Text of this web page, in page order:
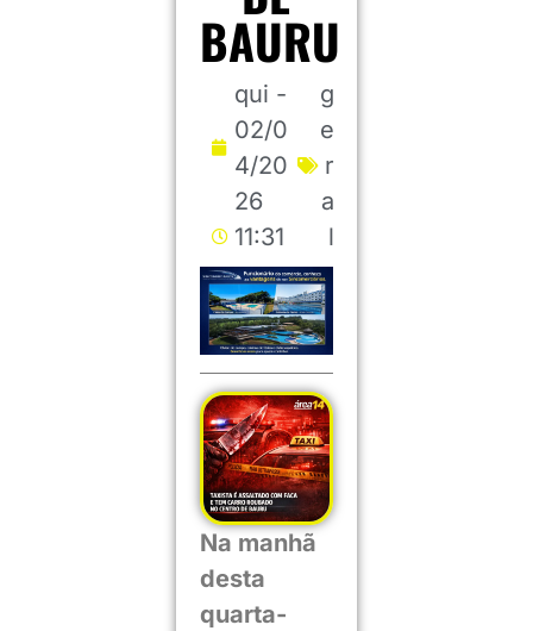
BAURU
qui -
02/0
4/20
26
11:31
g
e
r
a
l
Na manhã
desta
quarta-